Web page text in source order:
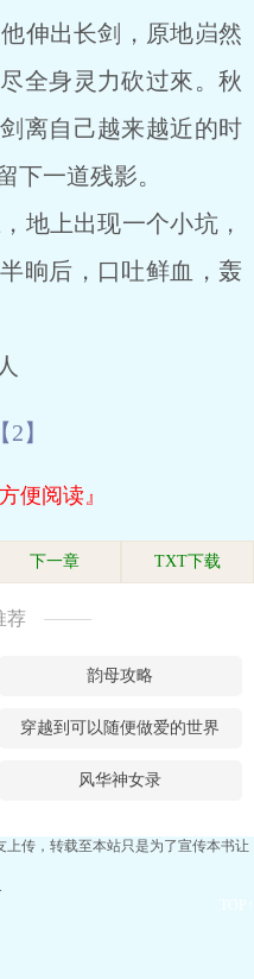
出长剑，原地岿然
全身灵力砍过來。秋
离自己越来越近的时
下一道残影。
上出现一个小坑，
晌后，口吐鲜血，轰
【2】
便阅读』
下一章 TXT下载
荐
韵母攻略
穿越到可以随便做爱的世界
风华神女录
传，转载至本站只是为了宣传本书让